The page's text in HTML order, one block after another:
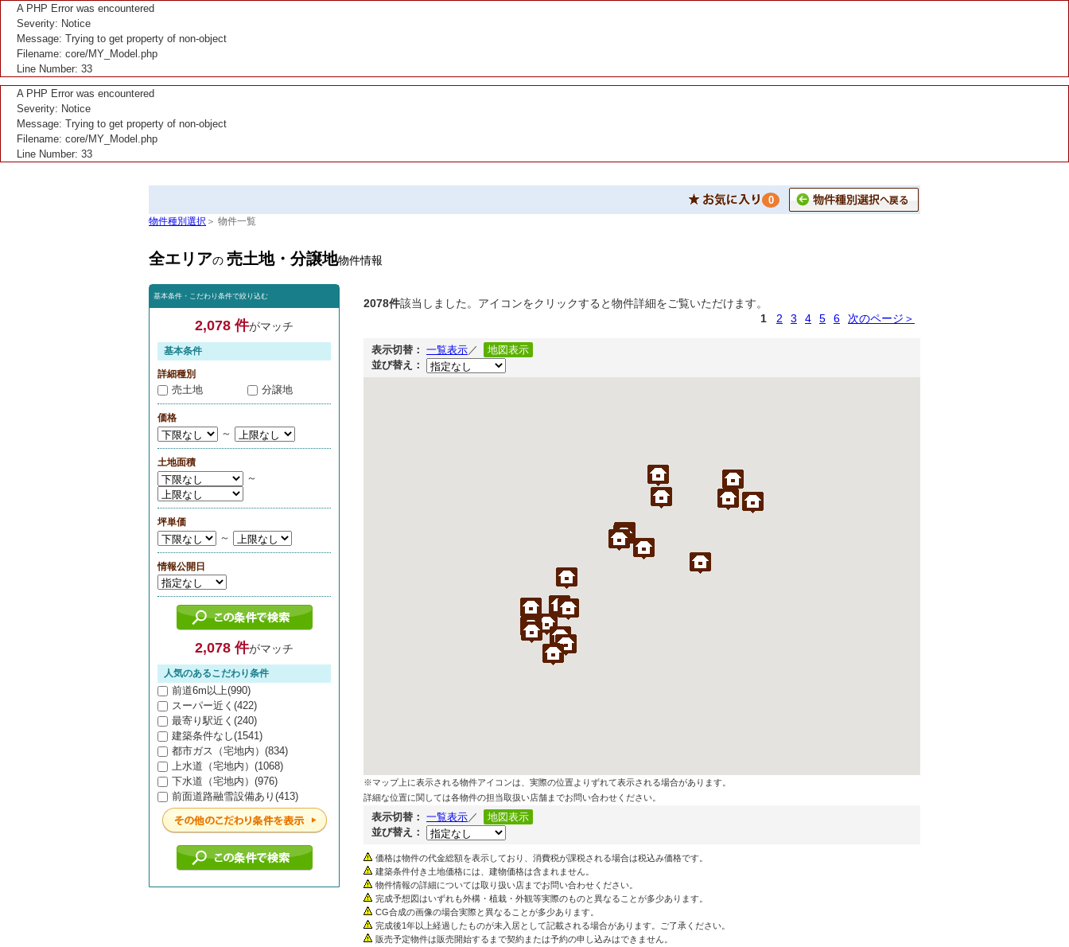
A PHP Error was encountered
Severity: Notice
Message: Trying to get property of non-object
Filename: core/MY_Model.php
Line Number: 33
A PHP Error was encountered
Severity: Notice
Message: Trying to get property of non-object
Filename: core/MY_Model.php
Line Number: 33
0
物件種別選択 ＞ 物件一覧
全エリアの 売土地・分譲地物件情報
2078件該当しました。アイコンをクリックすると物件詳細をご覧いただけます。
1
2 3 4 5 6 次のページ＞
表示切替： 一覧表示／
地図表示
並び替え：
※マップ上に表示される物件アイコンは、実際の位置よりずれて表示される場合があります。
詳細な位置に関しては各物件の担当取扱い店舗までお問い合わせください。
表示切替： 一覧表示／
地図表示
並び替え：
価格は物件の代金総額を表示しており、消費税が課税される場合は税込み価格です。
建築条件付き土地価格には、建物価格は含まれません。
物件情報の詳細については取り扱い店までお問い合わせください。
完成予想図はいずれも外構・植栽・外観等実際のものと異なることが多少あります。
CG合成の画像の場合実際と異なることが多少あります。
完成後1年以上経過したものが未入居として記載される場合があります。ご了承ください。
販売予定物件は販売開始するまで契約または予約の申し込みはできません。
基本条件・こだわり条件で絞り込む
2,078 件がマッチ
基本条件
詳細種別
売土地 分譲地
価格
～
土地面積
～
坪単価
～
情報公開日
2,078 件がマッチ
人気のあるこだわり条件
前道6m以上(990)
スーパー近く(422)
最寄り駅近く(240)
建築条件なし(1541)
都市ガス（宅地内）(834)
上水道（宅地内）(1068)
下水道（宅地内）(976)
前面道路融雪設備あり(413)